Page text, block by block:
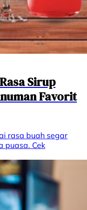
Sirup
Favorit
rasa buah segar
puasa. Cek